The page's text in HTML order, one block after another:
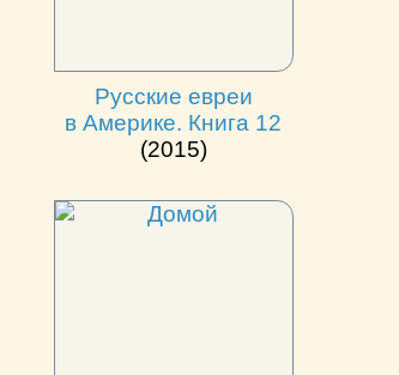
Русские евреи
в Америке. Книга 12
(2015)